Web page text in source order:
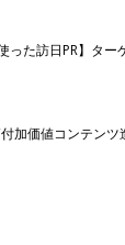
った訪日PR】ター
加価値コンテン